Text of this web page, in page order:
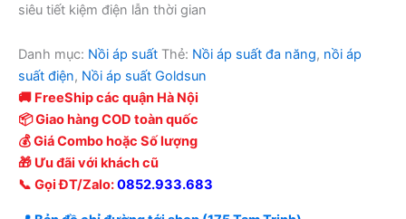
siêu tiết kiệm điện lẫn thời gian
Danh mục: Nồi áp suất Thẻ: Nồi áp suất đa năng, nồi áp
suất điện, Nồi áp suất Goldsun
🚚 FreeShip các quận Hà Nội
📦 Giao hàng COD toàn quốc
💰 Giá Combo hoặc Số lượng
🎁 Ưu đãi với khách cũ
📞 Gọi ĐT/Zalo:0852.933.683